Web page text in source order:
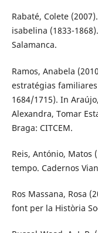
Rabaté, Colete
isabelina (1833-
Salamanca.
Ramos, Anabela
estratégias
1684/1715). In
Alexandra, Tomar
Braga: CITCEM.
Reis, António, Matos
tempo. Cadernos
Ros Massana, Rosa
font per la Història